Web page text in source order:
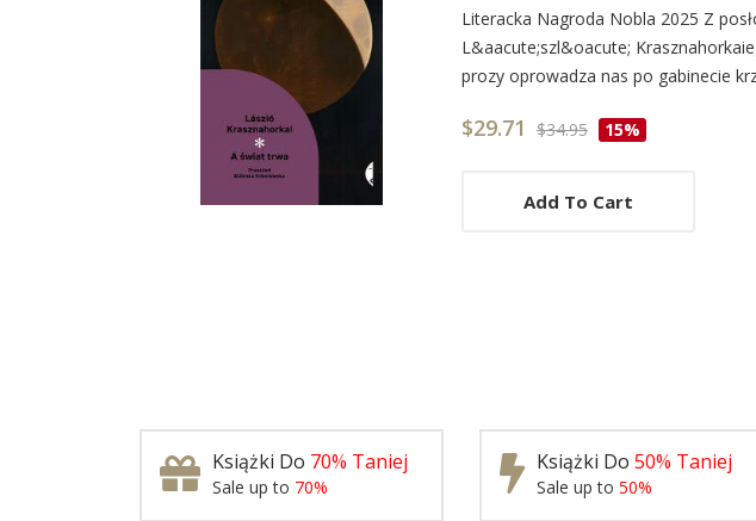
Card
List
Article
Literacka Nagroda Nobla 2025 Z
L&aacute;szl&oacute;
prozy oprowadza nas po gabinecie
$29.71 $34.95 15%
Add To Cart
Książki Do 70% Taniej
Sale up to 70%
Książki Do 50% Taniej
Sale up to 50%